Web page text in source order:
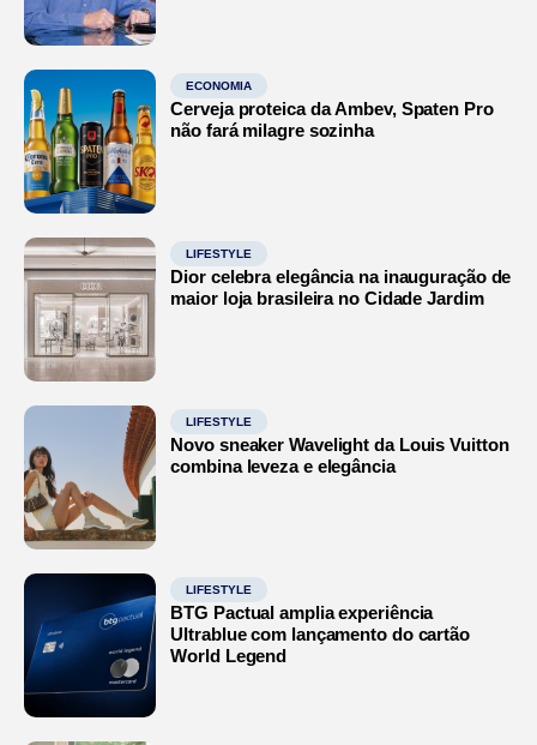
ECONOMIA
Cerveja proteica da Ambev, Spaten Pro
não fará milagre sozinha
LIFESTYLE
Dior celebra elegância na inauguração de
maior loja brasileira no Cidade Jardim
LIFESTYLE
Novo sneaker Wavelight da Louis Vuitton
combina leveza e elegância
LIFESTYLE
BTG Pactual amplia experiência
Ultrablue com lançamento do cartão
World Legend